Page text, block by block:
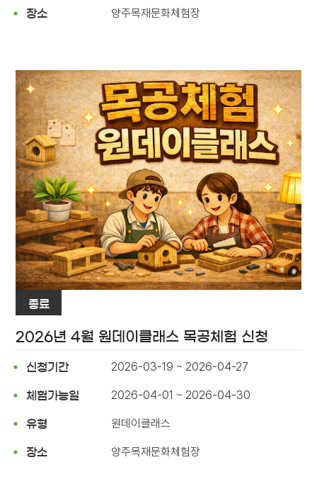
장소 양주목재문화체험장
종료
2026년 4월 원데이클래스 목공체험 신청
신청기간 2026-03-19 ~ 2026-04-27
체험가능일 2026-04-01 ~ 2026-04-30
유형 원데이클래스
장소 양주목재문화체험장